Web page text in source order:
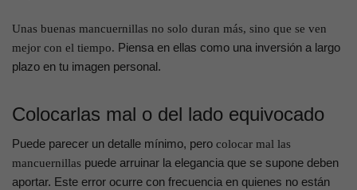
Unas buenas mancuernillas no solo duran más, sino que se ven
mejor con el tiempo. Piensa en ellas como una inversión a largo
plazo en tu imagen personal.
Colocarlas mal o del lado equivocado
Puede parecer un detalle mínimo, pero colocar mal las
mancuernillas puede arruinar la elegancia que se supone deben
aportar. Este error ocurre con frecuencia en quienes no están